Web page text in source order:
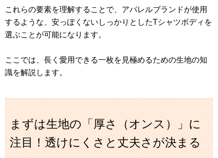
これらの要素を理解することで、アパレルブランドが使用
するような、安っぽくないしっかりとしたTシャツボディを
選ぶことが可能になります。
ここでは、長く愛用できる一枚を見極めるための生地の知
識を解説します。
まずは生地の「厚さ（オンス）」に
注目！透けにくさと丈夫さが決まる